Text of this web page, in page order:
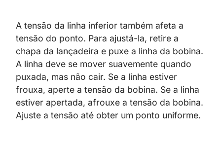
A tensão da linha inferior também afeta a
tensão do ponto. Para ajustá-la, retire a
chapa da lançadeira e puxe a linha da bobina.
A linha deve se mover suavemente quando
puxada, mas não cair. Se a linha estiver
frouxa, aperte a tensão da bobina. Se a linha
estiver apertada, afrouxe a tensão da bobina.
Ajuste a tensão até obter um ponto uniforme.